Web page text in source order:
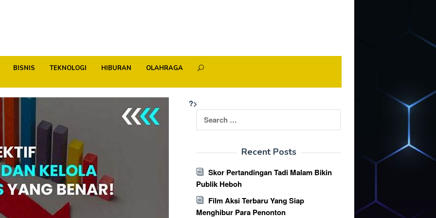
BISNIS TEKNOLOGI HIBURAN OLAHRAGA
?>
for:
Recent Posts
Skor Pertandingan Tadi Malam Bikin
Publik Heboh
Film Aksi Terbaru Yang Siap
Menghibur Para Penonton